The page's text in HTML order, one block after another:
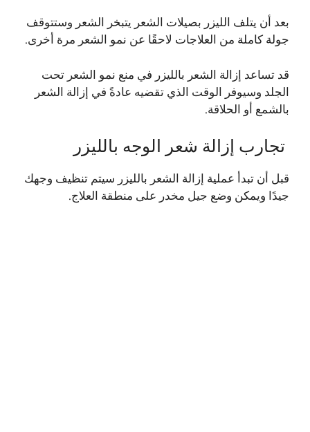
بعد أن يتلف الليزر بصيلات الشعر يتبخر الشعر وستتوقف
جولة كاملة من العلاجات لاحقًا عن نمو الشعر مرة أخرى.
قد تساعد إزالة الشعر بالليزر في منع نمو الشعر تحت
الجلد وسيوفر الوقت الذي تقضيه عادةً في إزالة الشعر
بالشمع أو الحلاقة.
تجارب إزالة شعر الوجه بالليزر
قبل أن تبدأ عملية إزالة الشعر بالليزر سيتم تنظيف وجهك
جيدًا ويمكن وضع جيل مخدر على منطقة العلاج.